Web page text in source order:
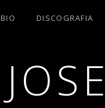
BIO DISCOGRAFIA